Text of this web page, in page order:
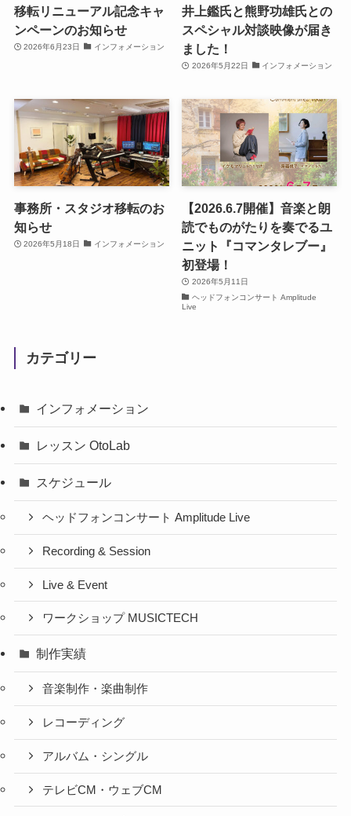
移転リニューアル記念キャ
ンペーンのお知らせ
2026年6月23日 インフォメーション
井上鑑氏と熊野功雄氏との
スペシャル対談映像が届き
ました！
2026年5月22日 インフォメーション
事務所・スタジオ移転のお
知らせ
2026年5月18日 インフォメーション
【2026.6.7開催】音楽と朗
読でものがたりを奏でるユ
ニット『コマンタレブー』
初登場！
2026年5月11日
ヘッドフォンコンサート Amplitude
Live
カテゴリー
インフォメーション
レッスン OtoLab
スケジュール
ヘッドフォンコンサート Amplitude Live
Recording & Session
Live & Event
ワークショップ MUSICTECH
制作実績
音楽制作・楽曲制作
レコーディング
アルバム・シングル
テレビCM・ウェブCM